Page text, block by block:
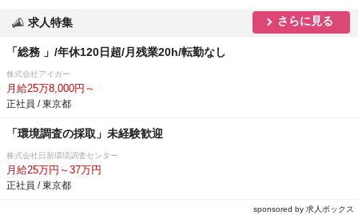
求人特集 さらに見る
「総務 」/年休120日超/月残業20h/転勤なし
株式会社アイガー
月給25万8,000円～
正社員 / 東京都
「環境調査の採取」未経験歓迎
株式会社日新環境調査センター
月給25万円～37万円
正社員 / 東京都
sponsored by 求人ボックス